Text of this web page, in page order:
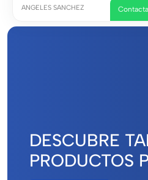
ANGELES SANCHEZ
DESCUBRE
PRODUCTOS